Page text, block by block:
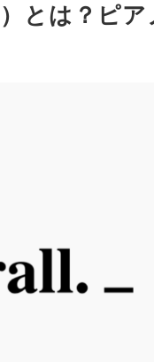
とは？ピア